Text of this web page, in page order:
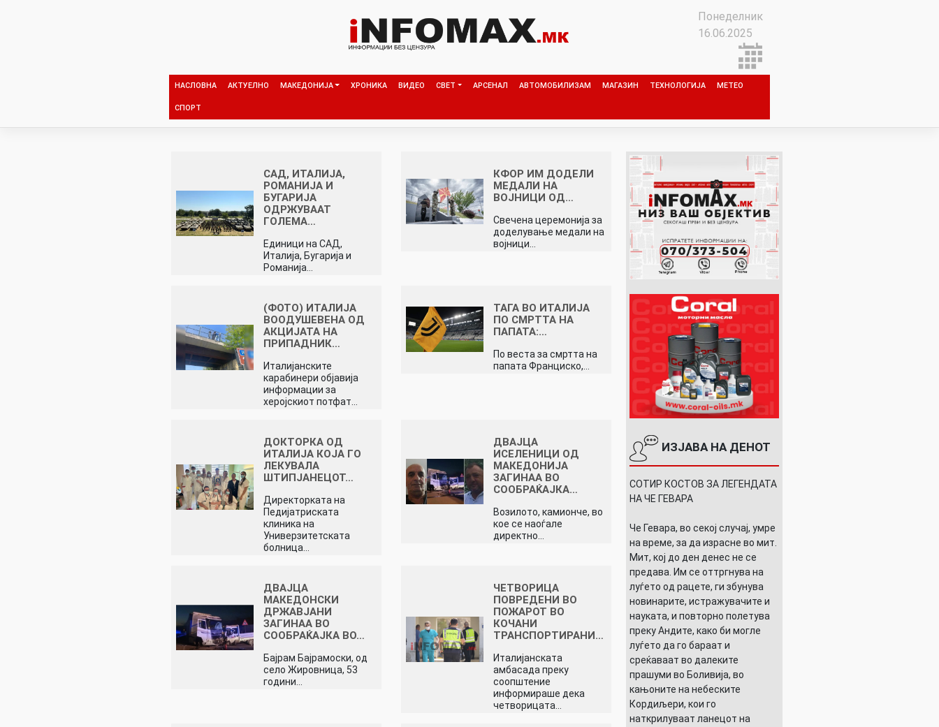
Понеделник
16.06.2025
НАСЛОВНА АКТУЕЛНО МАКЕДОНИЈА ХРОНИКА ВИДЕО СВЕТ АРСЕНАЛ АВТОМОБИЛИЗАМ МАГАЗИН ТЕХНОЛОГИЈА МЕТЕО
СПОРТ
САД, ИТАЛИЈА,
РОМАНИЈА И
БУГАРИЈА
ОДРЖУВААТ
ГОЛЕМА…
Единици на САД,
Италија, Бугарија и
Романија…
КФОР ИМ ДОДЕЛИ
МЕДАЛИ НА
ВОЈНИЦИ ОД…
Свечена церемонија за
доделување медали на
војници…
(ФОТО) ИТАЛИЈА
ВООДУШЕВЕНА ОД
АКЦИЈАТА НА
ПРИПАДНИК…
Италијанските
карабинери објавија
информации за
херојскиот потфат…
ТАГА ВО ИТАЛИЈА
ПО СМРТТА НА
ПАПАТА:…
По веста за смртта на
папата Франциско,…
ДОКТОРКА ОД
ИТАЛИЈА КОЈА ГО
ЛЕКУВАЛА
ШТИПЈАНЕЦОТ…
Директорката на
Педијатриската
клиника на
Универзитетската
болница…
ДВАЈЦА
ИСЕЛЕНИЦИ ОД
МАКЕДОНИЈА
ЗАГИНАА ВО
СООБРАЌАЈКА…
Возилото, камионче, во
кое се наоѓале
директно…
ДВАЈЦА
МАКЕДОНСКИ
ДРЖАВЈАНИ
ЗАГИНАА ВО
СООБРАЌАЈКА ВО…
Бајрам Бајрамоски, од
село Жировница, 53
години…
ЧЕТВОРИЦА
ПОВРЕДЕНИ ВО
ПОЖАРОТ ВО
КОЧАНИ
ТРАНСПОРТИРАНИ…
Италијанската
амбасада преку
соопштение
информираше дека
четворицата…
ИЗЈАВА НА ДЕНОТ
СОТИР КОСТОВ ЗА ЛЕГЕНДАТА
НА ЧЕ ГЕВАРА
Че Гевара, во секој случај, умре
на време, за да израсне во мит.
Мит, кој до ден денес не се
предава. Им се оттргнува на
луѓето од рацете, ги збунува
новинарите, истражувачите и
науката, и повторно полетува
преку Андите, како би могле
луѓето да го бараат и
среќаваат во далеките
прашуми во Боливија, во
кањоните на небеските
Кордиљери, кои го
наткрилуваат ланецот на